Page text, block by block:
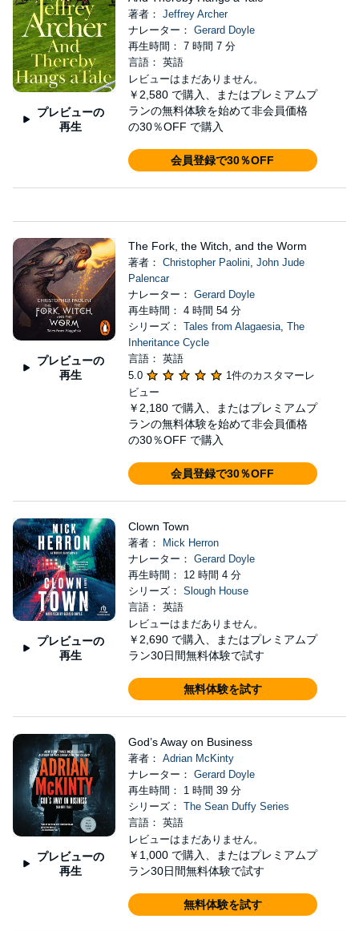
プレビューの
再生
著者： Jeffrey Archer
ナレーター： Gerard Doyle
再生時間： 7 時間 7 分
言語： 英語
レビューはまだありません。
￥2,580 で購入、またはプレミアムプ
ランの無料体験を始めて非会員価格
の30％OFF で購入
会員登録で30％OFF
プレビューの
再生
The Fork, the Witch, and the Worm
著者： Christopher Paolini, John Jude
Palencar
ナレーター： Gerard Doyle
再生時間： 4 時間 54 分
シリーズ： Tales from Alagaesia, The
Inheritance Cycle
言語： 英語
5.0
1件のカスタマーレ
ビュー
￥2,180 で購入、またはプレミアムプ
ランの無料体験を始めて非会員価格
の30％OFF で購入
会員登録で30％OFF
プレビューの
再生
Clown Town
著者：
Mick Herron
ナレーター： Gerard Doyle
再生時間： 12 時間 4 分
シリーズ： Slough House
言語： 英語
レビューはまだありません。
￥2,690 で購入、またはプレミアムプ
ラン30日間無料体験で試す
無料体験を試す
プレビューの
再生
God’s Away on Business
著者： Adrian McKinty
ナレーター： Gerard Doyle
再生時間： 1 時間 39 分
シリーズ： The Sean Duffy Series
言語： 英語
レビューはまだありません。
￥1,000 で購入、またはプレミアムプ
ラン30日間無料体験で試す
無料体験を試す